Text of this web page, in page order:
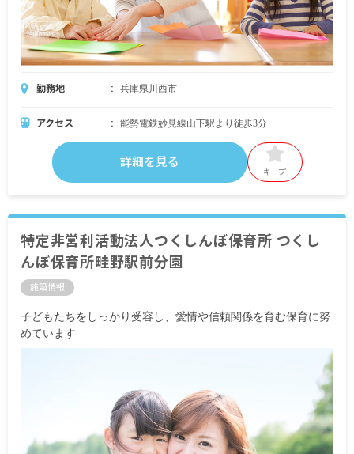
勤務地 兵庫県川西市
アクセス 能勢電鉄妙見線山下駅より徒歩3分
詳細を見る
キープ
特定非営利活動法人つくしんぼ保育所 つくし
んぼ保育所畦野駅前分園
施設情報
子どもたちをしっかり受容し、愛情や信頼関係を育む保育に努
めています